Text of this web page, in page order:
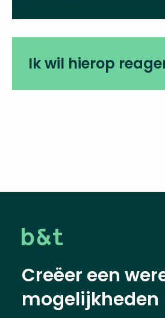
Ik wil hierop
Creëer een
mogelijkheden